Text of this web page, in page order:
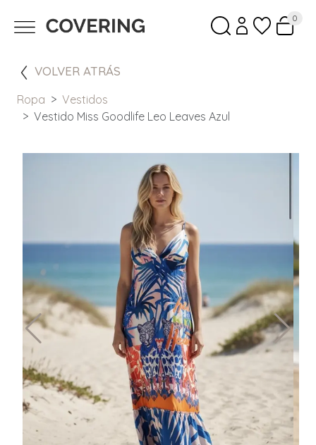
0
VOLVER ATRÁS
Ropa
Vestidos
Vestido Miss Goodlife Leo Leaves Azul